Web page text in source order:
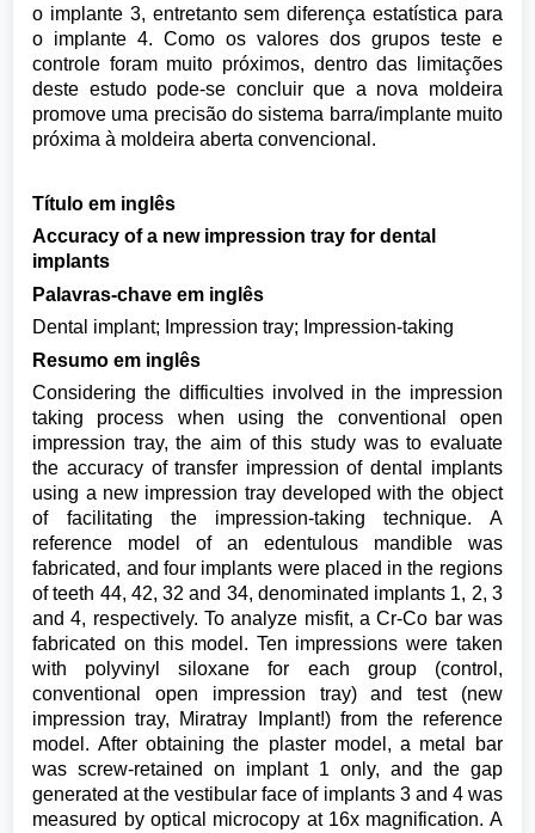
o implante 3, entretanto sem diferença estatística para
o implante 4. Como os valores dos grupos teste e
controle foram muito próximos, dentro das limitações
deste estudo pode-se concluir que a nova moldeira
promove uma precisão do sistema barra/implante muito
próxima à moldeira aberta convencional.
Título em inglês
Accuracy of a new impression tray for dental
implants
Palavras-chave em inglês
Dental implant; Impression tray; Impression-taking
Resumo em inglês
Considering the difficulties involved in the impression
taking process when using the conventional open
impression tray, the aim of this study was to evaluate
the accuracy of transfer impression of dental implants
using a new impression tray developed with the object
of facilitating the impression-taking technique. A
reference model of an edentulous mandible was
fabricated, and four implants were placed in the regions
of teeth 44, 42, 32 and 34, denominated implants 1, 2, 3
and 4, respectively. To analyze misfit, a Cr-Co bar was
fabricated on this model. Ten impressions were taken
with polyvinyl siloxane for each group (control,
conventional open impression tray) and test (new
impression tray, Miratray Implant!) from the reference
model. After obtaining the plaster model, a metal bar
was screw-retained on implant 1 only, and the gap
generated at the vestibular face of implants 3 and 4 was
measured by optical microcopy at 16x magnification. A